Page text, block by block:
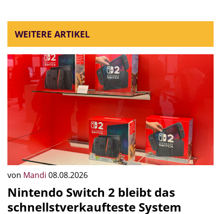
WEITERE ARTIKEL
von Mandi 08.08.2026
Nintendo Switch 2 bleibt das
schnellstverkaufteste System